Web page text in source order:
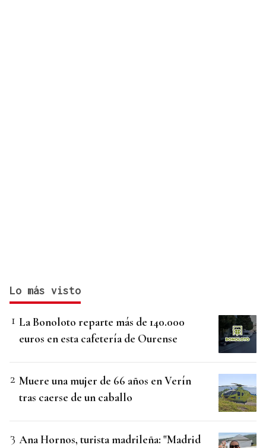
Lo más visto
La Bonoloto reparte más de 140.000
euros en esta cafetería de Ourense
Muere una mujer de 66 años en Verín
tras caerse de un caballo
Ana Hornos, turista madrileña: "Madrid